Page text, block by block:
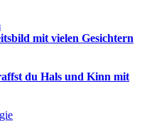
mit vielen Gesichtern
du Hals und Kinn mit